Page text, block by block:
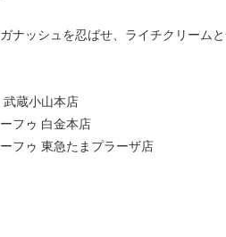
ナッシュを忍ばせ、ライチクリーム
武蔵小山本店
フゥ 白金本店
フゥ 東急たまプラーザ店